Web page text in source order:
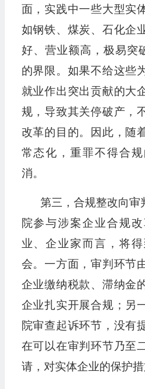
面，实践中一些大型实
如钢铁、煤炭、石化企
好、营业额高，极易突
的界限。如果不给这些
就业作出突出贡献的大
规，导致其关停破产，
改革的目的。因此，随
常态化，重罪不得合
消。
第三，合规整改向审
院参与涉案企业合规
业、企业家而言，将
会。一方面，审判环节
企业缴纳税款、滞纳金
企业扎实开展合规；另
院审查起诉环节，没有
在可以在审判环节乃至
请，对实体企业的保护措